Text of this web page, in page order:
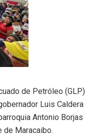
de Petróleo (GLP)
Luis Caldera
Antonio Borjas
de Maracaibo.